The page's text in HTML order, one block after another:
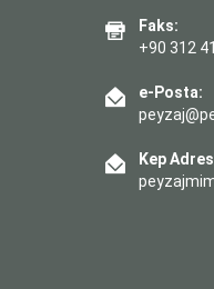
Faks:
+90 312
e-Posta:
Kep